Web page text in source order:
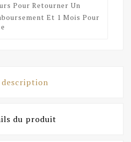
Pour Retourner Un
Et 1 Mois Pour
description
du produit